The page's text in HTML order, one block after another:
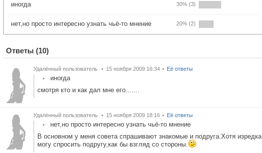
иногда 30% (3)
нет,но просто интересно узнать чьё-то мнение 20% (2)
Ответы (10)
Удалённый пользователь 15 ноября 2009 16:34 Её ответы
иногда
смотря кто и как дал мне его.......
Удалённый пользователь 15 ноября 2009 18:16 Её ответы
нет,но просто интересно узнать чьё-то мнение
В основном у меня совета спрашивают знакомые и подруга.Хотя изредка
могу спросить подругу,как бы взгляд со стороны.